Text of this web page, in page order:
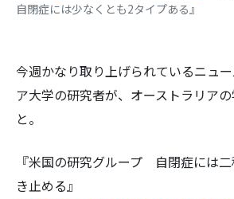
自閉症には少なくとも2タイプある』
今週かなり取り上げられているニュ
ア大学の研究者が、オーストラリア
と。
『米国の研究グループ 自閉症には
き止める』